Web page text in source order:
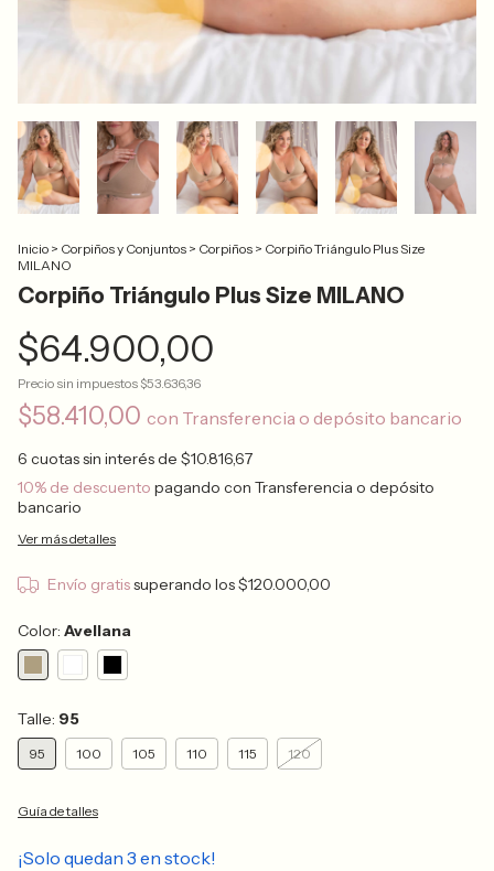
Inicio > Corpiños y Conjuntos > Corpiños > Corpiño Triángulo Plus Size
MILANO
Corpiño Triángulo Plus Size MILANO
$64.900,00
Precio sin impuestos $53.636,36
$58.410,00 con Transferencia o depósito bancario
6 cuotas sin interés de $10.816,67
10% de descuento pagando con Transferencia o depósito
bancario
Ver más detalles
Envío gratissuperando los$120.000,00
Color: Avellana
Talle: 95
95 100 105 110 115 120
Guía de talles
¡Solo quedan 3 en stock!